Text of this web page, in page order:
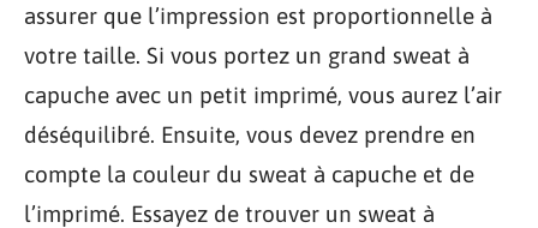
assurer que l’impression est proportionnelle à
votre taille. Si vous portez un grand sweat à
capuche avec un petit imprimé, vous aurez l’air
déséquilibré. Ensuite, vous devez prendre en
compte la couleur du sweat à capuche et de
l’imprimé. Essayez de trouver un sweat à